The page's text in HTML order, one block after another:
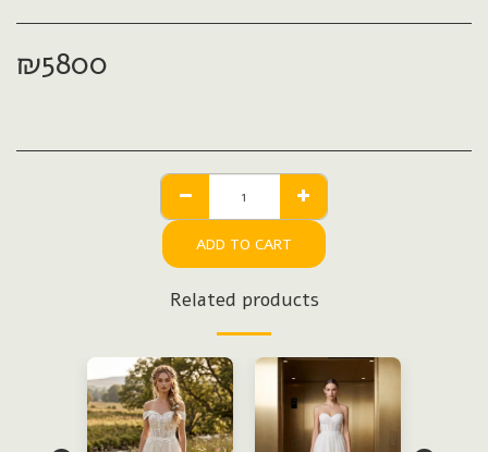
₪5800
ADD TO CART
Related products